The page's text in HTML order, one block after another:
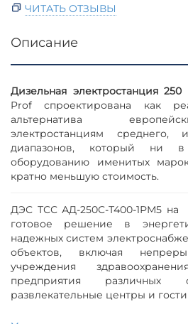
ЧИТАТЬ ОТЗЫВЫ
Описание
Дизельная электростанция 250
Prof спроектирована как
альтернатива
электростанциям
диапазонов, который ни
оборудованию именитых
кратно меньшую стоимость.
ДЭС ТСС АД-250С-Т400-1РМ5 на
готовое решение в
надежных систем
объектов, включая
учреждения
предприятия различных
развлекательные центры и